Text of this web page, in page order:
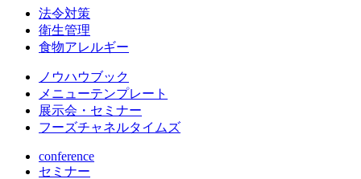
法令対策
衛生管理
食物アレルギー
ノウハウブック
メニューテンプレート
展示会・セミナー
フーズチャネルタイムズ
conference
セミナー